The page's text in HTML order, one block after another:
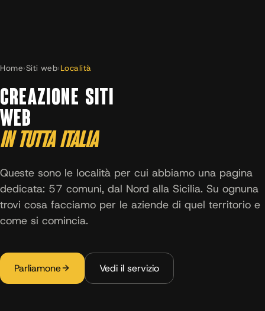
Home›Siti web›Località
CREAZIONE SITI
WEB
IN TUTTA ITALIA
Queste sono le località per cui abbiamo una pagina
dedicata: 57 comuni, dal Nord alla Sicilia. Su ognuna
trovi cosa facciamo per le aziende di quel territorio e
come si comincia.
Parliamone Vedi il servizio